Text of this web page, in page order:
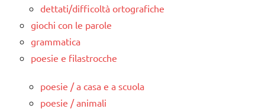
dettati/difficoltà ortografiche
giochi con le parole
grammatica
poesie e filastrocche
poesie / a casa e a scuola
poesie / animali